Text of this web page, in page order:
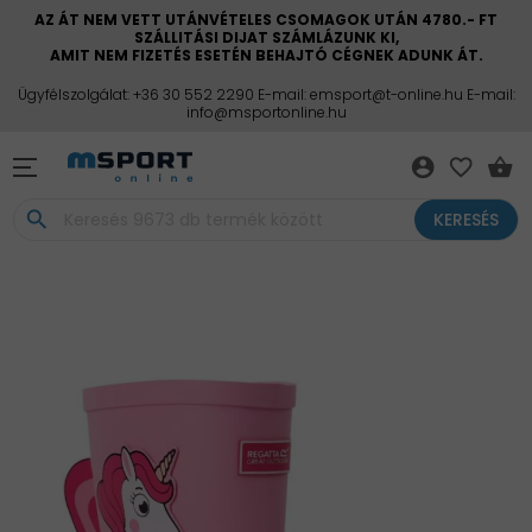
AZ ÁT NEM VETT UTÁNVÉTELES CSOMAGOK UTÁN 4780.- FT
SZÁLLITÁSI DIJAT SZÁMLÁZUNK KI,
AMIT NEM FIZETÉS ESETÉN BEHAJTÓ CÉGNEK ADUNK ÁT.
Ügyfélszolgálat: +36 30 552 2290 E-mail: emsport@t-online.hu E-mail:
info@msportonline.hu
account_circle favorite_border shopping_basket
search KERESÉS